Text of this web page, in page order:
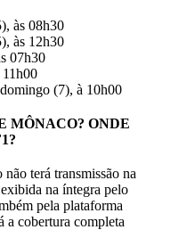
às 08h30
às 12h30
07h30
(7), à 10h00
MÔNACO? ONDE
terá transmissão na
na íntegra pelo
pela plataforma
a cobertura completa